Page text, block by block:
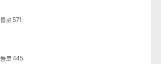
로 571
로 445